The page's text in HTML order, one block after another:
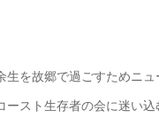
を故郷で過ごすためニ
スト生存者の会に迷い